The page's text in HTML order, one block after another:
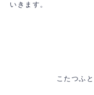
いきます。
こたつふ